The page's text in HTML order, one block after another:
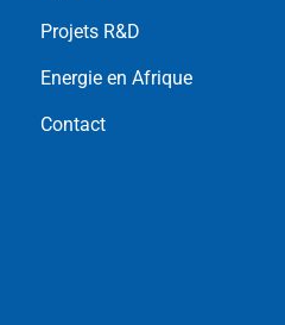
Projets R&D
Energie en Afrique
Contact